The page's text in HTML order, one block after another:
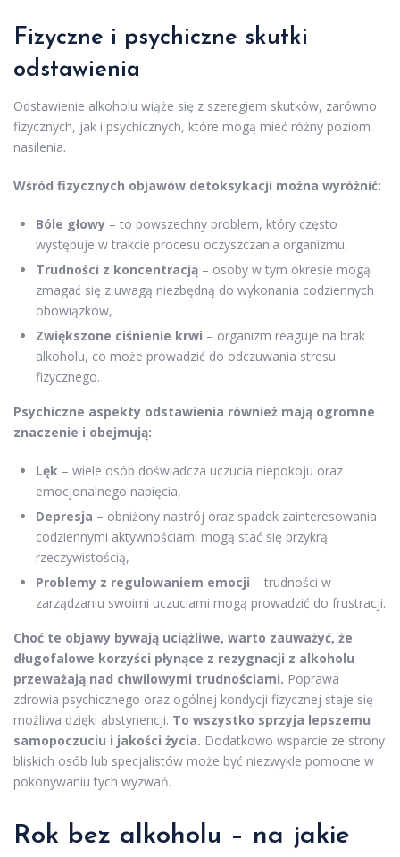
Fizyczne i psychiczne skutki
odstawienia
Odstawienie alkoholu wiąże się z szeregiem skutków, zarówno
fizycznych, jak i psychicznych, które mogą mieć różny poziom
nasilenia.
Wśród fizycznych objawów detoksykacji można wyróżnić:
Bóle głowy – to powszechny problem, który często
występuje w trakcie procesu oczyszczania organizmu,
Trudności z koncentracją – osoby w tym okresie mogą
zmagać się z uwagą niezbędną do wykonania codziennych
obowiązków,
Zwiększone ciśnienie krwi – organizm reaguje na brak
alkoholu, co może prowadzić do odczuwania stresu
fizycznego.
Psychiczne aspekty odstawienia również mają ogromne
znaczenie i obejmują:
Lęk – wiele osób doświadcza uczucia niepokoju oraz
emocjonalnego napięcia,
Depresja – obniżony nastrój oraz spadek zainteresowania
codziennymi aktywnościami mogą stać się przykrą
rzeczywistością,
Problemy z regulowaniem emocji – trudności w
zarządzaniu swoimi uczuciami mogą prowadzić do frustracji.
Choć te objawy bywają uciążliwe, warto zauważyć, że
długofalowe korzyści płynące z rezygnacji z alkoholu
przeważają nad chwilowymi trudnościami. Poprawa
zdrowia psychicznego oraz ogólnej kondycji fizycznej staje się
możliwa dzięki abstynencji. To wszystko sprzyja lepszemu
samopoczuciu i jakości życia. Dodatkowo wsparcie ze strony
bliskich osób lub specjalistów może być niezwykle pomocne w
pokonywaniu tych wyzwań.
Rok bez alkoholu – na jakie